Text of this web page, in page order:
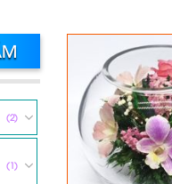
(2)
(1)